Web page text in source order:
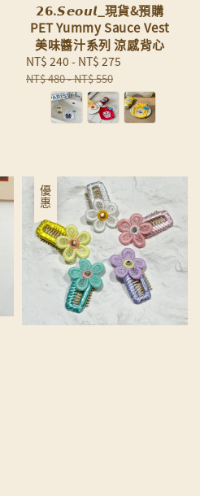
𝟮𝟲.𝙎𝙚𝙤𝙪𝙡_現貨&預購
PET Yummy Sauce Vest
美味醬汁系列 涼感背心
Sale
price
NT$ 240 - NT$ 275
NT$ 480-NT$ 550
優惠